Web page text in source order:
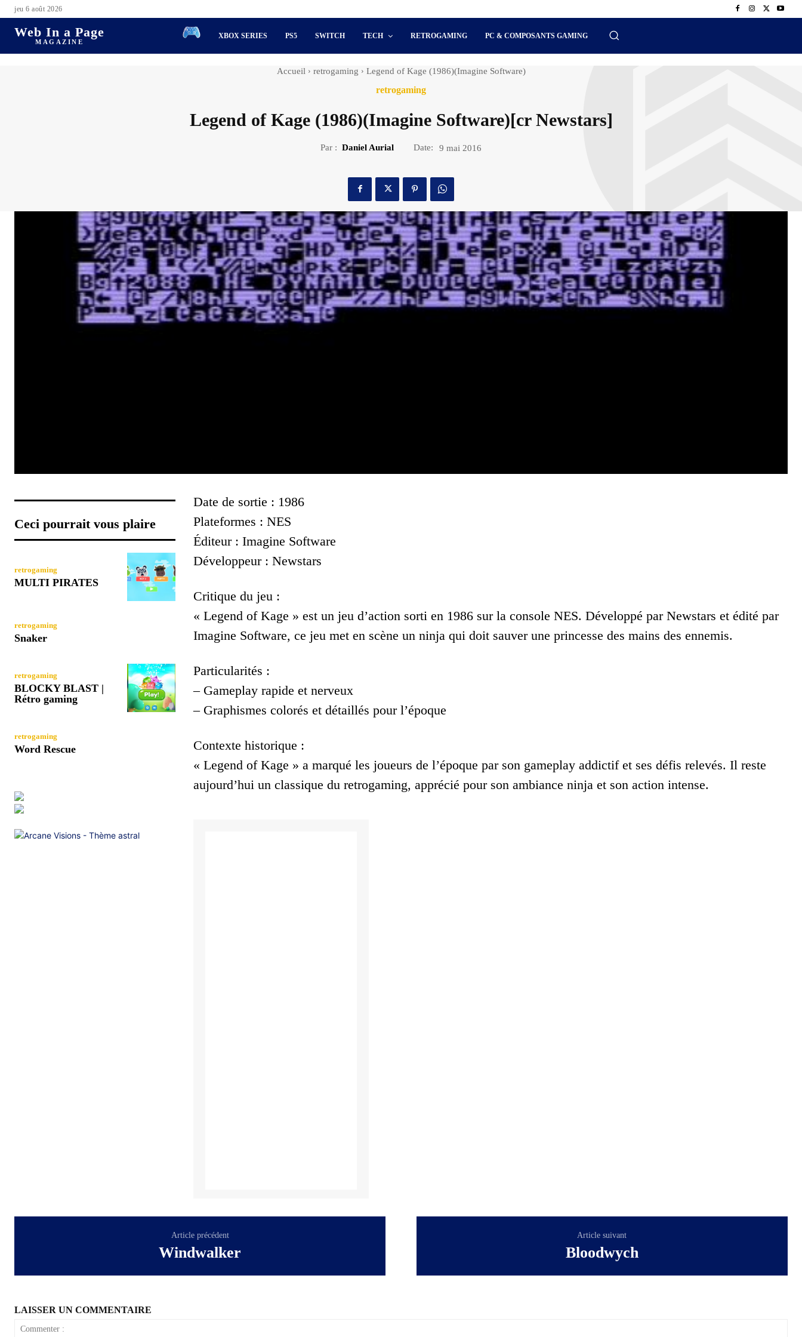
jeu 6 août 2026
Web In a Page
MAGAZINE
XBOX SERIES PS5 SWITCH TECH RETROGAMING PC & COMPOSANTS GAMING
Accueil retrogaming Legend of Kage (1986)(Imagine Software)
retrogaming
Legend of Kage (1986)(Imagine Software)[cr Newstars]
Par : Daniel Aurial Date: 9 mai 2016
Ceci pourrait vous plaire
retrogaming
MULTI PIRATES
retrogaming
Snaker
retrogaming
BLOCKY BLAST |
Rétro gaming
retrogaming
Word Rescue
Date de sortie : 1986
Plateformes : NES
Éditeur : Imagine Software
Développeur : Newstars
Critique du jeu :
« Legend of Kage » est un jeu d’action sorti en 1986 sur la console NES. Développé par Newstars et édité par
Imagine Software, ce jeu met en scène un ninja qui doit sauver une princesse des mains des ennemis.
Particularités :
– Gameplay rapide et nerveux
– Graphismes colorés et détaillés pour l’époque
Contexte historique :
« Legend of Kage » a marqué les joueurs de l’époque par son gameplay addictif et ses défis relevés. Il reste
aujourd’hui un classique du retrogaming, apprécié pour son ambiance ninja et son action intense.
Article précédent
Windwalker
Article suivant
Bloodwych
LAISSER UN COMMENTAIRE